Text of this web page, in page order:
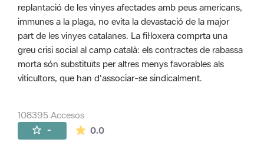
replantació de les vinyes afectades amb peus americans,
immunes a la plaga, no evita la devastació de la major
part de les vinyes catalanes. La fil·loxera comprta una
greu crisi social al camp català: els contractes de rabassa
morta són substituïts per altres menys favorables als
viticultors, que han d'associar-se sindicalment.
108395 Accesos
- 0.0La valoración media es de 0 estrellas de